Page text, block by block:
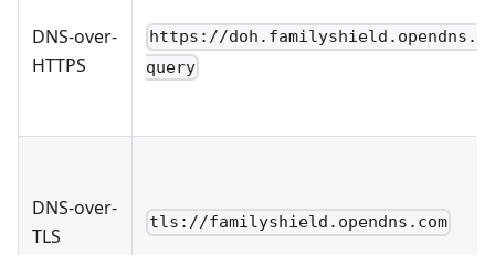
DNS-over-
HTTPS
https://
query
DNS-over-
TLS
tls://familyshield.opendns.com